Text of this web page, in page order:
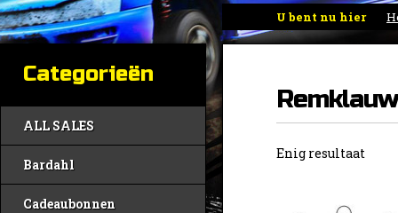
U bent nu hier
Categorieën
ALL SALES
Bardahl
Cadeaubonnen
Enig resultaat